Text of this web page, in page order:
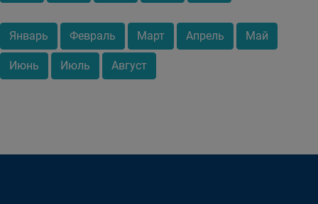
Январь Февраль Март Апрель Май
Июнь Июль Август